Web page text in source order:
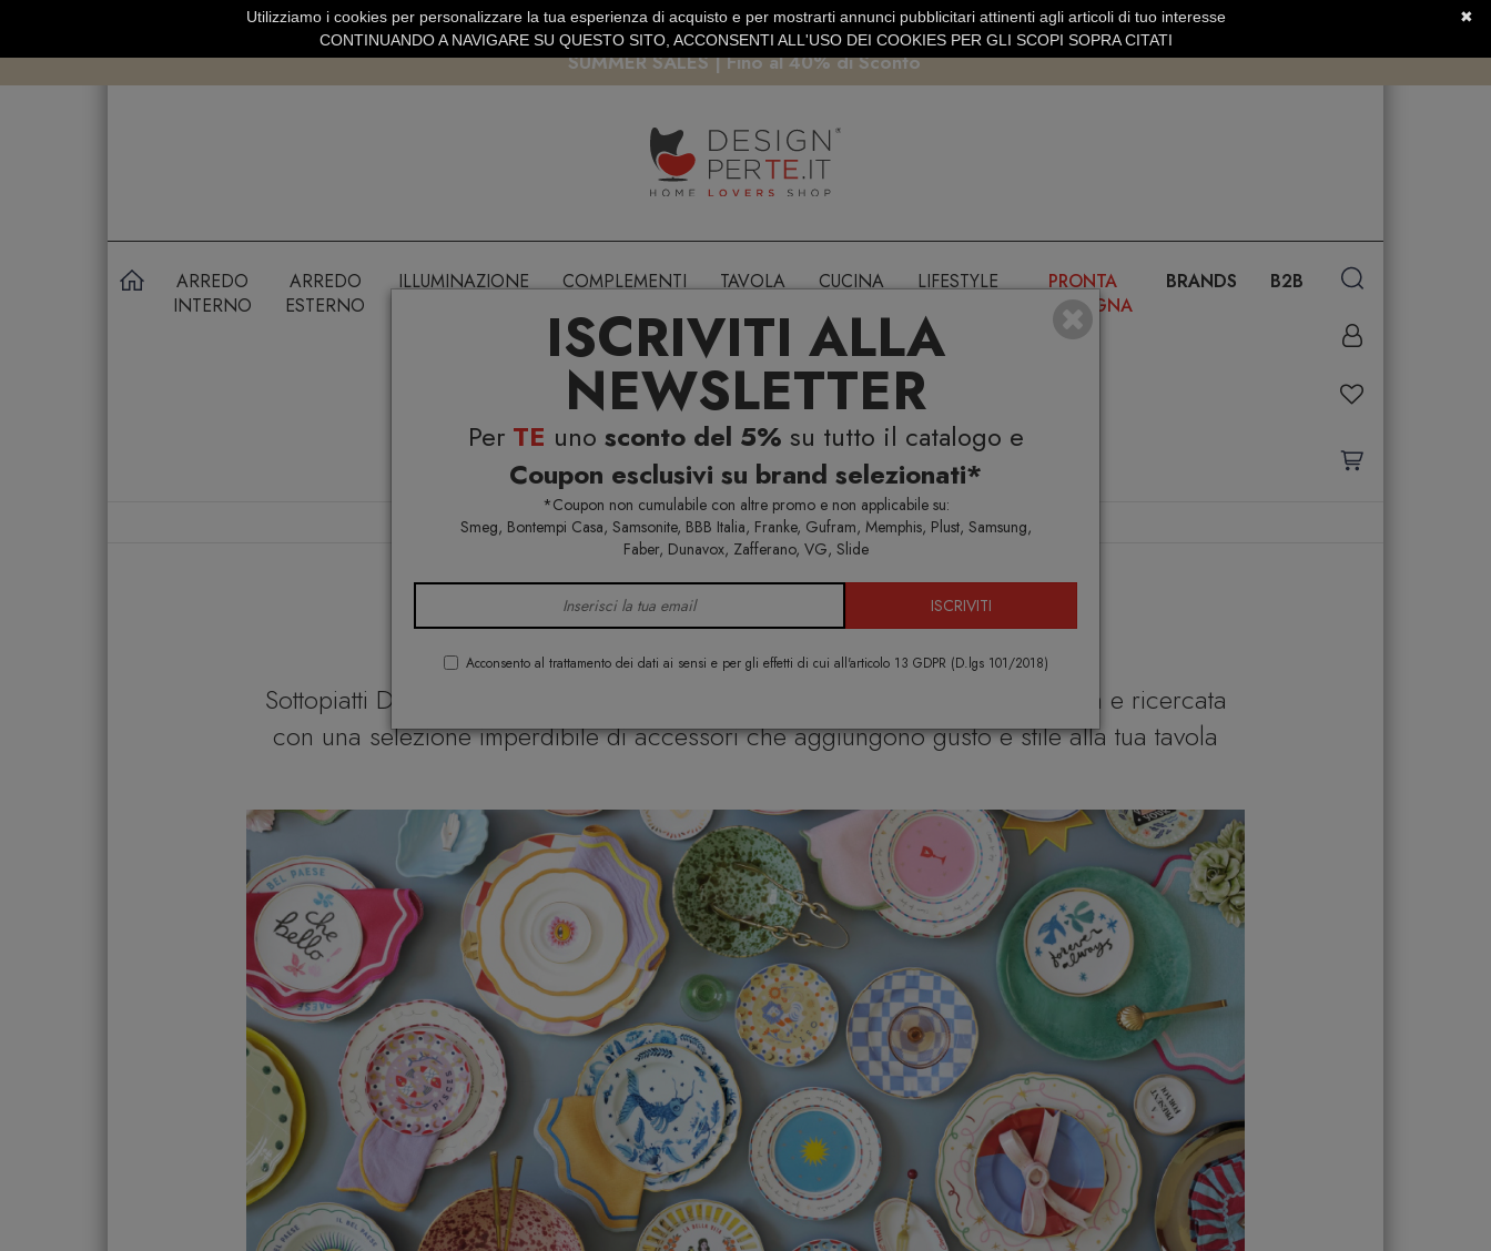
ISCRIVITI ALLA
NEWSLETTER
Per TE uno sconto del 5% su tutto il catalogo e
Coupon esclusivi su brand selezionati*
*Coupon non cumulabile con altre promo e non applicabile su:
Smeg, Bontempi Casa, Samsonite, BBB Italia, Franke, Gufram, Memphis, Plust, Samsung,
Faber, Dunavox, Zafferano, VG, Slide
ISCRIVITI
Acconsento al trattamento dei dati ai sensi e per gli effetti di cui all'articolo 13 GDPR (D.lgs 101/2018)
SPEDIZIONE GRATUITA SOPRA 99 EURO PAGAMENTO SICURO PAYPAL · CARTA DI CREDITO SERVIZIO CLIENTI +39.0773.470.562
SUMMER SALES | Fino al 40% di Sconto
ARREDO
INTERNO
ARREDO
ESTERNO
ILLUMINAZIONE COMPLEMENTI TAVOLA CUCINA LIFESTYLE
PRONTA
CONSEGNA
BRANDS B2B
Home Tavola Sottopiatti
SOTTOPIATTI
Sottopiatti Design per la Tavola per completare la tua mise en place esclusiva e ricercata
con una selezione imperdibile di accessori che aggiungono gusto e stile alla tua tavola
✖
Utilizziamo i cookies per personalizzare la tua esperienza di acquisto e per mostrarti annunci pubblicitari attinenti agli articoli di tuo interesse
CONTINUANDO A NAVIGARE SU QUESTO SITO, ACCONSENTI ALL'USO DEI COOKIES PER GLI SCOPI SOPRA CITATI